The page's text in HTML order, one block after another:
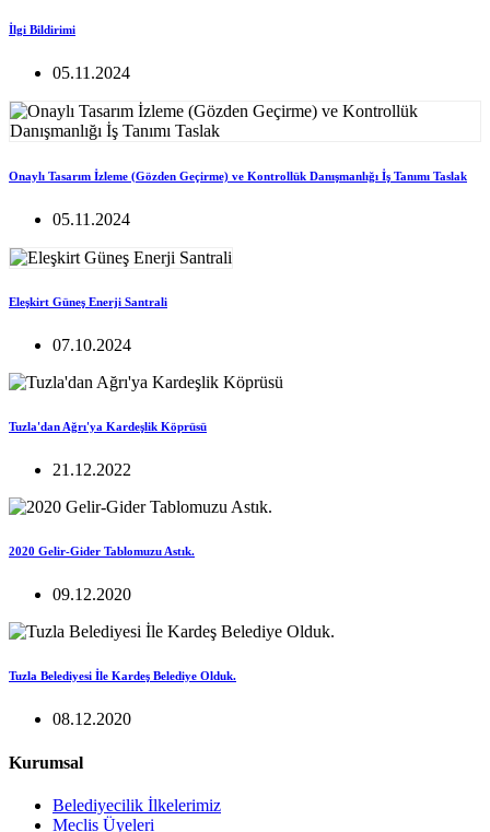
İlgi Bildirimi
05.11.2024
Onaylı Tasarım İzleme (Gözden Geçirme) ve Kontrollük Danışmanlığı İş Tanımı Taslak
05.11.2024
Eleşkirt Güneş Enerji Santrali
07.10.2024
Tuzla'dan Ağrı'ya Kardeşlik Köprüsü
21.12.2022
2020 Gelir-Gider Tablomuzu Astık.
09.12.2020
Tuzla Belediyesi İle Kardeş Belediye Olduk.
08.12.2020
Kurumsal
Belediyecilik İlkelerimiz
Meclis Üyeleri